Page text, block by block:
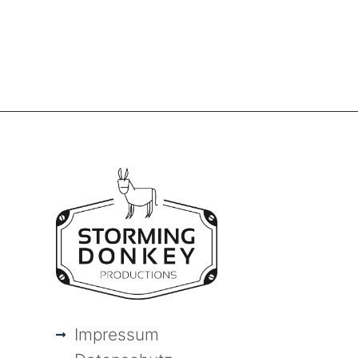
Impressum